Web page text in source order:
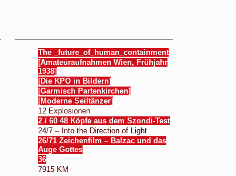
The _future_of_human_containment
[Amateuraufnahmen Wien, Frühjahr
1938]
[Die KPÖ in Bildern]
[Garmisch Partenkirchen]
[Moderne Seiltänzer]
12 Explosionen
2 / 60 48 Köpfe aus dem Szondi-Test
24/7 – Into the Direction of Light
26/71 Zeichenfilm – Balzac und das
Auge Gottes
36
7915 KM